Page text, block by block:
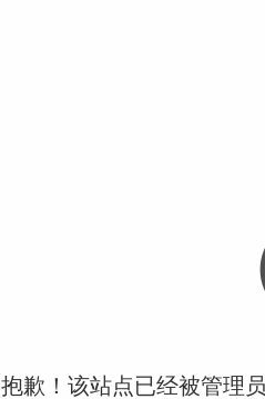
抱歉！该站点已经被管理